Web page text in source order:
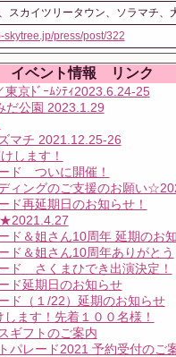
スカイツリータウン、ソラマチ、
skytree.jp/press/post/322
イベント情報 リンク
京ﾄﾞｰﾑｼﾃｨ2023.6.24-25
だ公園 2023.1.29
マチ 2021.12.25-26
します！
ド ついに開催！
ィングのご支援のお願い
ド再延期日のお知らせ！
ド＆姐さん10周年 延期のお
ド＆姐さん10周年ありがとう
ド さくまひでき出演決定！
ド延期日のお知らせ
ド（１/22）延期のお知らせ
ます！先着１００名様！
ギフトのご案内
パレード2021 予約受付のご